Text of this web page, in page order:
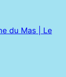
du Mas | Le